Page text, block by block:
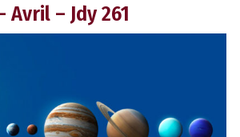
Avril – Jdy 261